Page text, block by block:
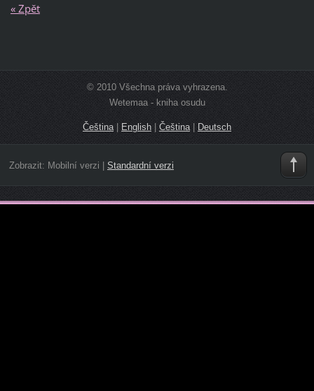
« Zpět
© 2010 Všechna práva vyhrazena.
Wetemaa - kniha osudu
Čeština| English | Čeština | Deutsch
Zobrazit: Mobilní verzi Standardní verzi